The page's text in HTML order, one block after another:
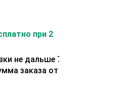
при 2
не дальше 70 км
заказа от 200